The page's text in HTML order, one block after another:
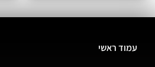
עמוד ראשי